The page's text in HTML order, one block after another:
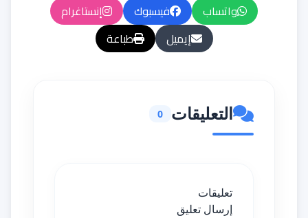
واتساب فيسبوك
إنستاغرام
إيميل
طباعة
التعليقات 0
تعليقات
إرسال تعليق